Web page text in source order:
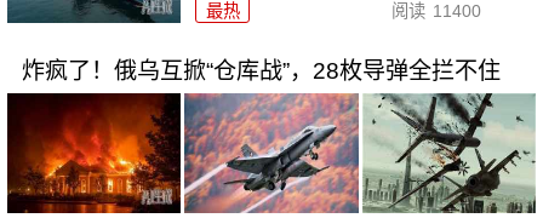
最热 阅读 11400
炸疯了！俄乌互掀“仓库战”，28枚导弹全拦不住